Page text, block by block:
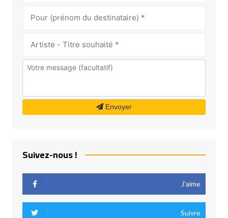
Envoyer
Suivez-nous !
J’aime
Suivre